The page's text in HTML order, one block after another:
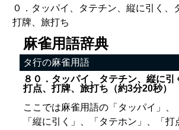
０．タッパイ、タテチン、縦に引く、
打牌、旅打ち
麻雀用語辞典
タ行の麻雀用語
８０．タッパイ、タテチン、縦に引
打点、打牌、旅打ち（約3分20秒）
ここでは麻雀用語の「タッパイ」、
「縦に引く」、「タテホン」、「打